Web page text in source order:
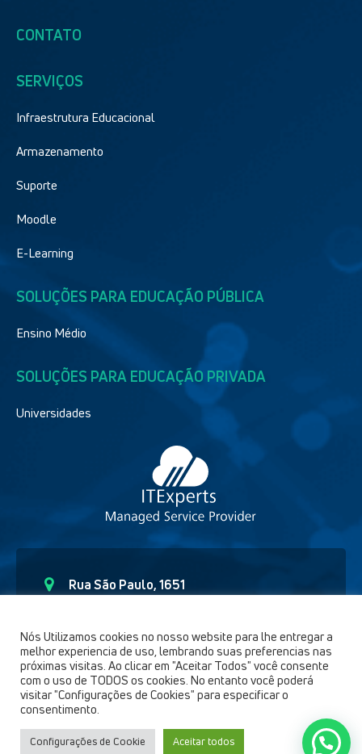
CONTATO
SERVIÇOS
Infraestrutura Educacional
Armazenamento
Suporte
Moodle
E-Learning
SOLUÇÕES PARA EDUCAÇÃO PÚBLICA
Ensino Médio
SOLUÇÕES PARA EDUCAÇÃO PRIVADA
Universidades
Rua São Paulo, 1651
Curitiba – Paraná CEP - 80.6230-150
(41) 9 91892654
comercial@itexperts.com.br
IT Experts © 2021 | Todos os direitos reservados
Nós Utilizamos cookies no nosso website para lhe entregar a
melhor experiencia de uso, lembrando suas preferencias nas
próximas visitas. Ao clicar em "Aceitar Todos" você consente
com o uso de TODOS os cookies. No entanto você poderá
visitar "Configurações de Cookies" para especificar o
consentimento.
Configurações de Cookie Aceitar todos